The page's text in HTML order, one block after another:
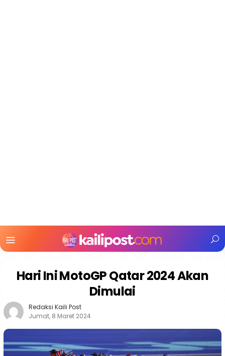
Mobile
Hari Ini MotoGP Qatar 2024 Akan
Dimulai
Redaksi Kaili Post
Jumat, 8 Maret 2024